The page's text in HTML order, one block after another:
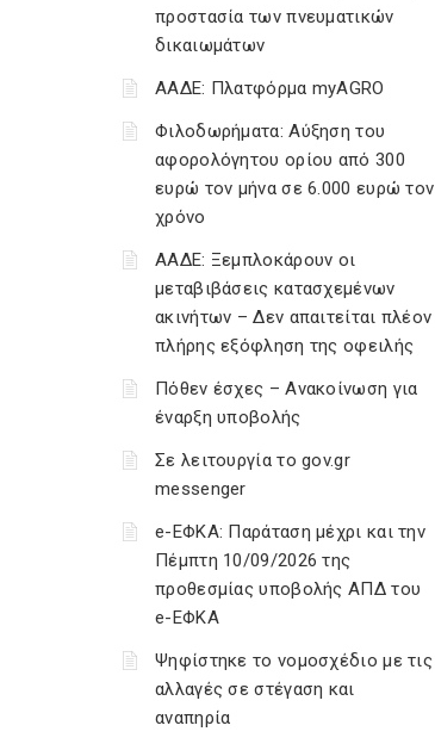
προστασία των πνευματικών
δικαιωμάτων
ΑΑΔΕ: Πλατφόρμα myAGRO
Φιλοδωρήματα: Αύξηση του
αφορολόγητου ορίου από 300
ευρώ τον μήνα σε 6.000 ευρώ τον
χρόνο
ΑΑΔΕ: Ξεμπλοκάρουν οι
μεταβιβάσεις κατασχεμένων
ακινήτων – Δεν απαιτείται πλέον
πλήρης εξόφληση της οφειλής
Πόθεν έσχες – Ανακοίνωση για
έναρξη υποβολής
Σε λειτουργία το gov.gr
messenger
e-ΕΦΚΑ: Παράταση μέχρι και την
Πέμπτη 10/09/2026 της
προθεσμίας υποβολής ΑΠΔ του
e-ΕΦΚΑ
Ψηφίστηκε το νομοσχέδιο με τις
αλλαγές σε στέγαση και
αναπηρία